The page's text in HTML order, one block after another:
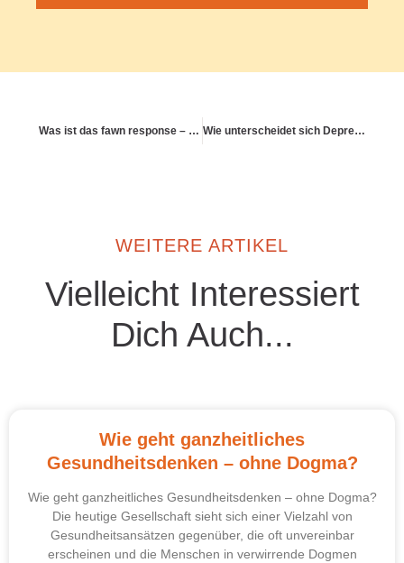
Was ist das fawn response – und wie äußert sie sich im Alltag? Wie unterscheidet sich Depression von Erschöpfung?
WEITERE ARTIKEL
Vielleicht Interessiert
Dich Auch...
Wie geht ganzheitliches
Gesundheitsdenken – ohne Dogma?
Wie geht ganzheitliches Gesundheitsdenken – ohne Dogma?
Die heutige Gesellschaft sieht sich einer Vielzahl von
Gesundheitsansätzen gegenüber, die oft unvereinbar
erscheinen und die Menschen in verwirrende Dogmen